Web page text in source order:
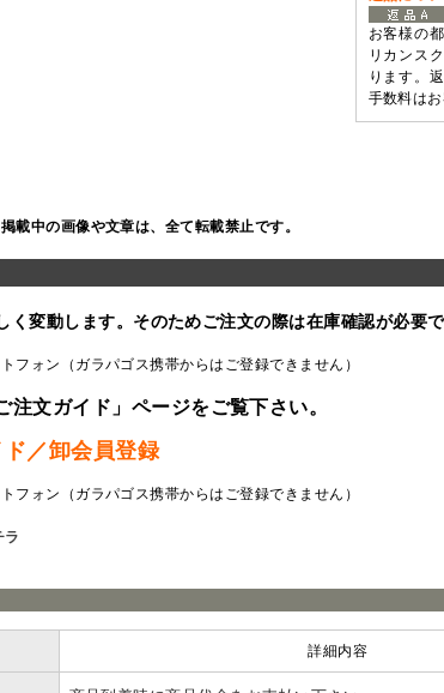
お客様の
リカンス
ります。
手数料は
載中の画像や文章は、全て転載禁止です。
変動します。そのためご注文の際は在庫確認が必要で
フォン（ガラパゴス携帯からはご登録できません）
文ガイド」ページをご覧下さい。
／卸会員登録
フォン（ガラパゴス携帯からはご登録できません）
ラ
詳細内容